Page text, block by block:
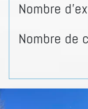
Nombre
Nombre de